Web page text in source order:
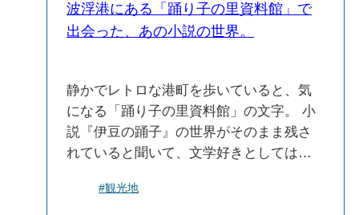
波浮港にある「踊り子の里資料館」で
出会った、あの小説の世界。
静かでレトロな港町を歩いていると、気
になる「踊り子の里資料館」の文字。 小
説『伊豆の踊子』の世界がそのまま残さ
れていると聞いて、文学好きとしては見
料館は、実際に旅芸人の一座が滞在して
#観光地